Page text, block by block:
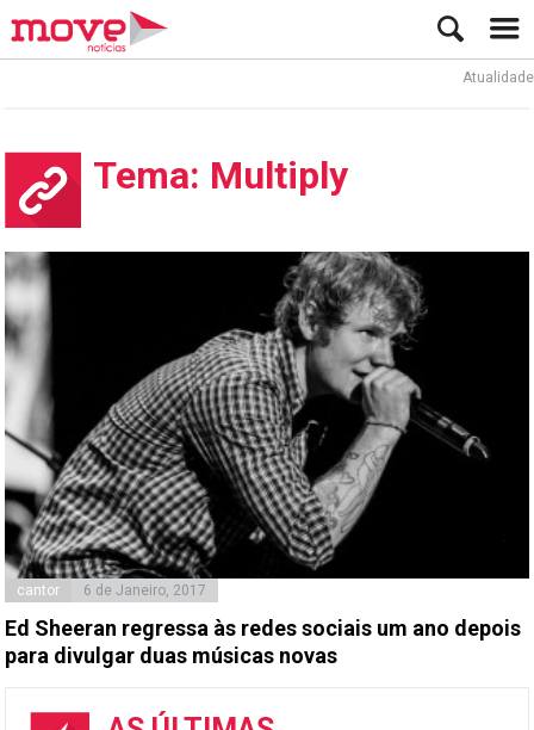
Atualidade
Tema: Multiply
cantor 6 de Janeiro, 2017
Ed Sheeran regressa às redes sociais um ano depois
para divulgar duas músicas novas